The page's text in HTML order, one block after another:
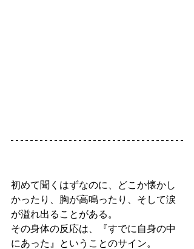
初めて聞くはずなのに、どこか懐かし
かったり、胸が高鳴ったり、そして涙
が溢れ出ることがある。
その身体の反応は、『すでに自身の中
にあった』ということのサイン。